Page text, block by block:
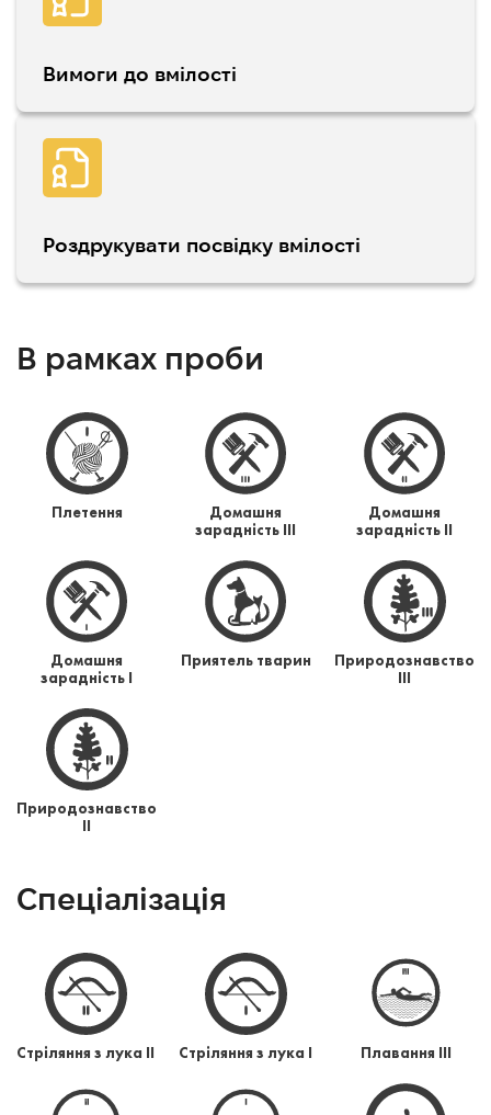
Вимоги до вмілості
Роздрукувати посвідку вмілості
В рамках проби
Плетення
Домашня
зарадність ІІІ
Домашня
зарадність ІІ
Домашня
зарадність І
Приятель тварин
Природознавство
ІІІ
Природознавство
ІІ
Спеціалізація
Стріляння з лука ІІ Стріляння з лука І Плавання ІІІ